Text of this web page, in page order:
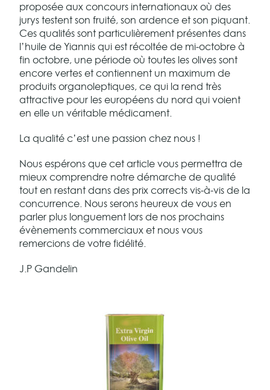
proposée aux concours internationaux où des
jurys testent son fruité, son ardence et son piquant.
Ces qualités sont particulièrement présentes dans
l’huile de Yiannis qui est récoltée de mi-octobre à
fin octobre, une période où toutes les olives sont
encore vertes et contiennent un maximum de
produits organoleptiques, ce qui la rend très
attractive pour les européens du nord qui voient
en elle un véritable médicament.
La qualité c’est une passion chez nous !
Nous espérons que cet article vous permettra de
mieux comprendre notre démarche de qualité
tout en restant dans des prix corrects vis-à-vis de la
concurrence. Nous serons heureux de vous en
parler plus longuement lors de nos prochains
évènements commerciaux et nous vous
remercions de votre fidélité.
J.P Gandelin